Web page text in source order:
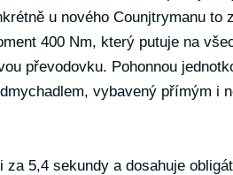
u nového Counjtrymanu to
400 Nm, který putuje na
převodovku. Pohonnou
vybavený přímým i
5,4 sekundy a dosahuje